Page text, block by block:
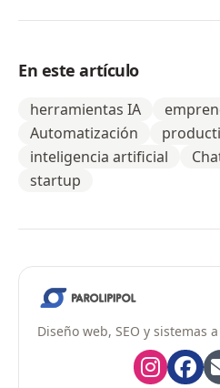
En este artículo
herramientas IA
Automatización
inteligencia artificial
startup
Diseño web, SEO y sistemas